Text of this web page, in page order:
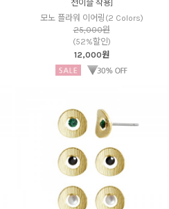
천이슬 착용]
모노 플라워 이어링(2 Colors)
25,000원
(52%할인)
12,000원